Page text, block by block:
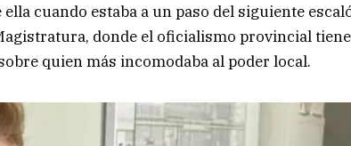
cuando estaba a un paso del siguiente
donde el oficialismo provincial tiene
quien más incomodaba al poder local.